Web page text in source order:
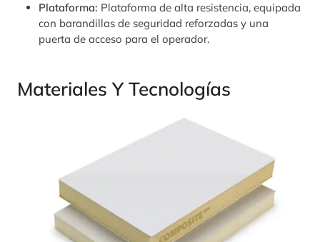
Plataforma: Plataforma de alta resistencia, equipada
con barandillas de seguridad reforzadas y una
puerta de acceso para el operador.
Materiales Y Tecnologías